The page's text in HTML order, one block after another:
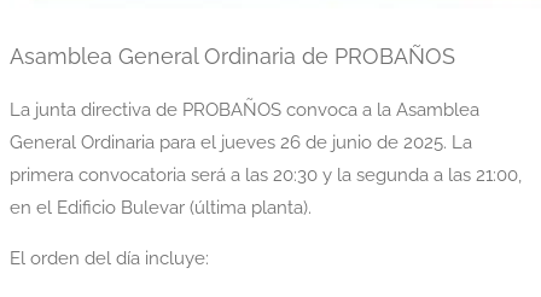
Asamblea General Ordinaria de PROBAÑOS
La junta directiva de PROBAÑOS convoca a la Asamblea
General Ordinaria para el jueves 26 de junio de 2025. La
primera convocatoria será a las 20:30 y la segunda a las 21:00,
en el Edificio Bulevar (última planta).
El orden del día incluye: